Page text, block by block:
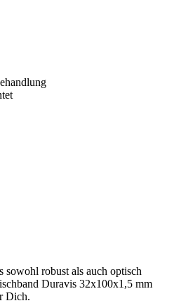
sowohl robust als auch optisch
Duravis 32x100x1,5 mm
Dich.